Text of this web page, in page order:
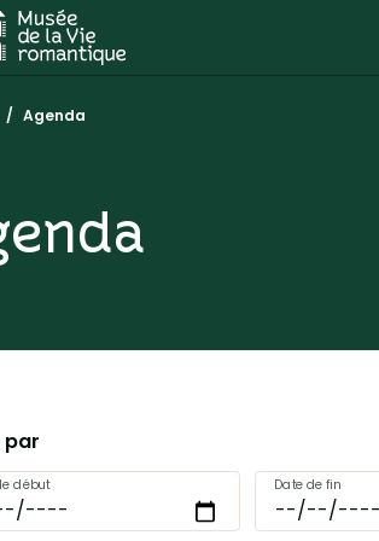
ici :
Agenda
DES
l'agenda
par
début Date de fin